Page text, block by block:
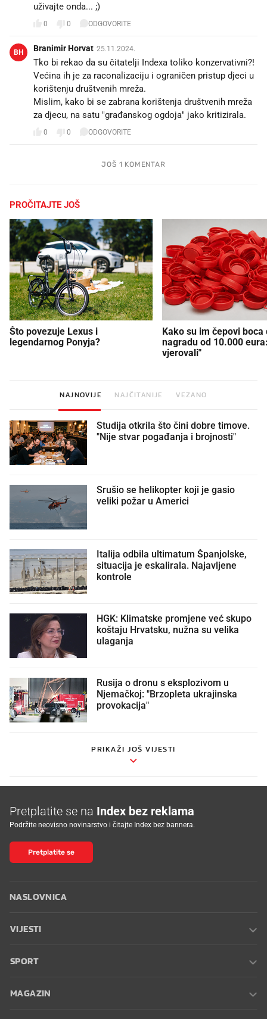
uživajte onda... ;)
0 0 ODGOVORITE
BH Branimir Horvat 25.11.2024.
Tko bi rekao da su čitatelji Indexa toliko konzervativni?!
Većina ih je za raconalizaciju i ograničen pristup djeci u
korištenju društvenih mreža.
Mislim, kako bi se zabrana korištenja društvenih mreža
za djecu, na satu "građanskog ogdoja" jako kritizirala.
0 0 ODGOVORITE
JOŠ 1 KOMENTAR
PROČITAJTE JOŠ
Što povezuje Lexus i
legendarnog Ponyja?
Kako su im čepovi boca
nagradu od 10.000
vjerovali"
NAJNOVIJE NAJČITANIJE VEZANO
Studija otkrila što čini dobre timove.
"Nije stvar pogađanja i brojnosti"
Srušio se helikopter koji je gasio
veliki požar u Americi
Italija odbila ultimatum Španjolske,
situacija je eskalirala. Najavljene
kontrole
HGK: Klimatske promjene već skupo
koštaju Hrvatsku, nužna su velika
ulaganja
Rusija o dronu s eksplozivom u
Njemačkoj: "Brzopleta ukrajinska
provokacija"
PRIKAŽI JOŠ VIJESTI
Pretplatite se na Index bez reklama
Podržite neovisno novinarstvo i čitajte Index bez bannera.
Pretplatite se
NASLOVNICA
VIJESTI
SPORT
MAGAZIN